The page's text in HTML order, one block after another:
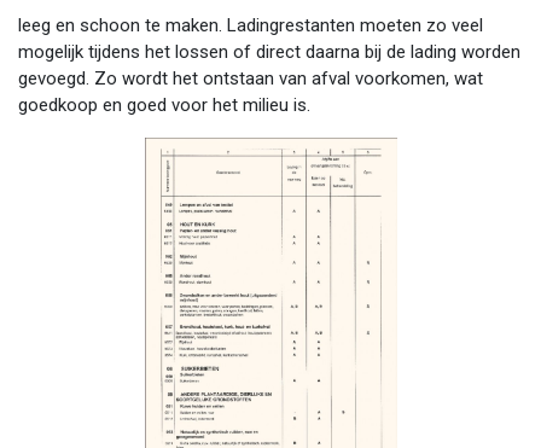
leeg en schoon te maken. Ladingrestanten moeten zo veel
mogelijk tijdens het lossen of direct daarna bij de lading worden
gevoegd. Zo wordt het ontstaan van afval voorkomen, wat
goedkoop en goed voor het milieu is.